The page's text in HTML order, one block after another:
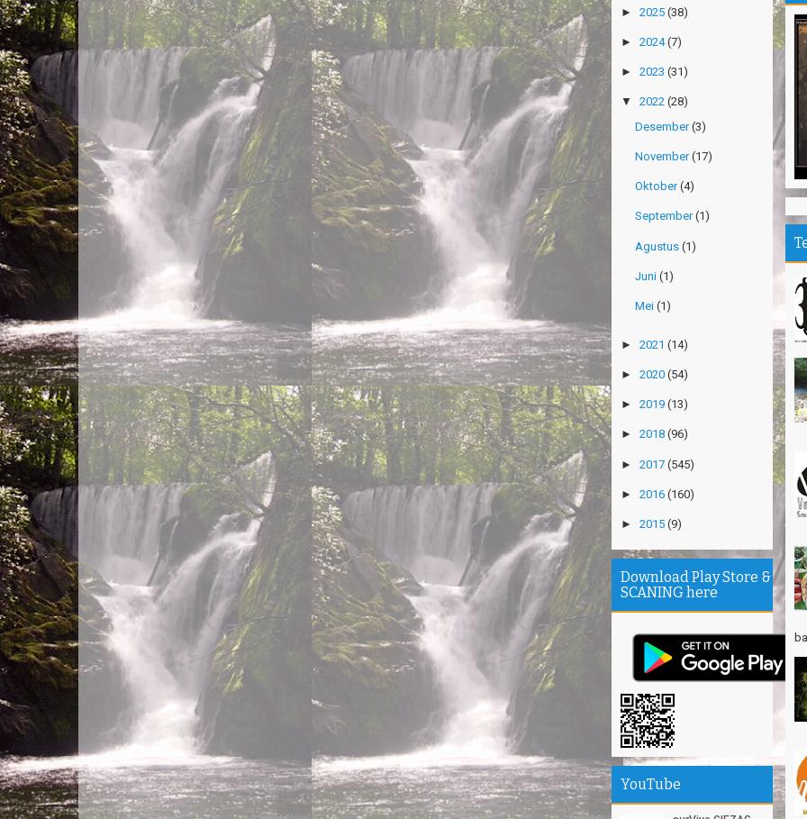
► 2025 (38)
► 2024(7)
► 2023 (31)
▼ 2022 (28)
Desember(3)
November(17)
Oktober(4)
September(1)
Agustus (1)
Juni (1)
Mei (1)
► 2021 (14)
► 2020 (54)
► 2019 (13)
► 2018 (96)
► 2017 (545)
► 2016 (160)
► 2015 (9)
Download Play Store &
SCANING here
YouTube